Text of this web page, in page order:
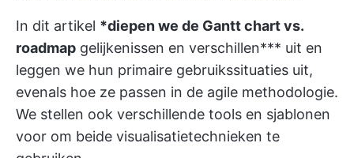
In dit artikel *diepen we de Gantt chart vs.
roadmap gelijkenissen en verschillen*** uit en
leggen we hun primaire gebruikssituaties uit,
evenals hoe ze passen in de agile methodologie.
We stellen ook verschillende tools en sjablonen
voor om beide visualisatietechnieken te